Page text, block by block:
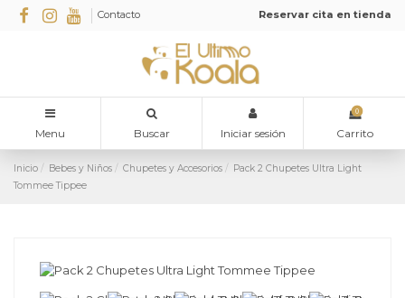
Contacto Reservar cita en tienda
Menu Buscar Iniciar sesión
0
Carrito
Inicio Bebes y Niños Chupetes y Accesorios
Pack 2 Chupetes Ultra Light
Tommee Tippee